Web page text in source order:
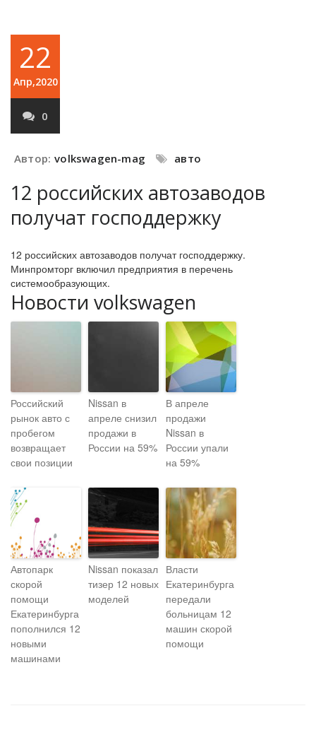
22
Апр,2020
0
Автор: volkswagen-mag авто
12 российских автозаводов
получат господдержку
12 российских автозаводов получат господдержку.
Минпромторг включил предприятия в перечень
системообразующих.
Новости volkswagen
Российский
рынок авто с
пробегом
возвращает
свои позиции
Nissan в
апреле снизил
продажи в
России на 59%
В апреле
продажи
Nissan в
России упали
на 59%
Автопарк
скорой
помощи
Екатеринбурга
пополнился 12
новыми
машинами
Nissan показал
тизер 12 новых
моделей
Власти
Екатеринбурга
передали
больницам 12
машин скорой
помощи